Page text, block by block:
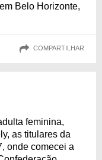
Belo Horizonte,
COMPARTILHAR
feminina,
as titulares da
onde comecei a